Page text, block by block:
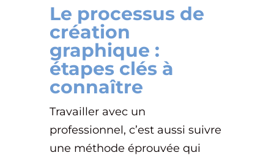
Le processus de
création
graphique :
étapes clés à
connaître
Travailler avec un
professionnel, c’est aussi suivre
une méthode éprouvée qui